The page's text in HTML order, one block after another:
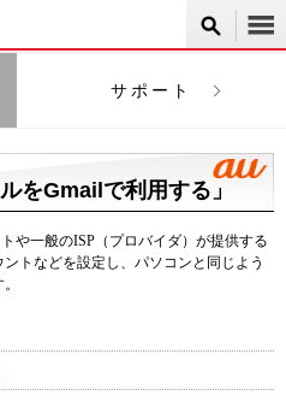
サポート
をGmailで利用する」
トや一般のISP（プロバイダ）が提供する
トなどを設定し、パソコンと同じよう